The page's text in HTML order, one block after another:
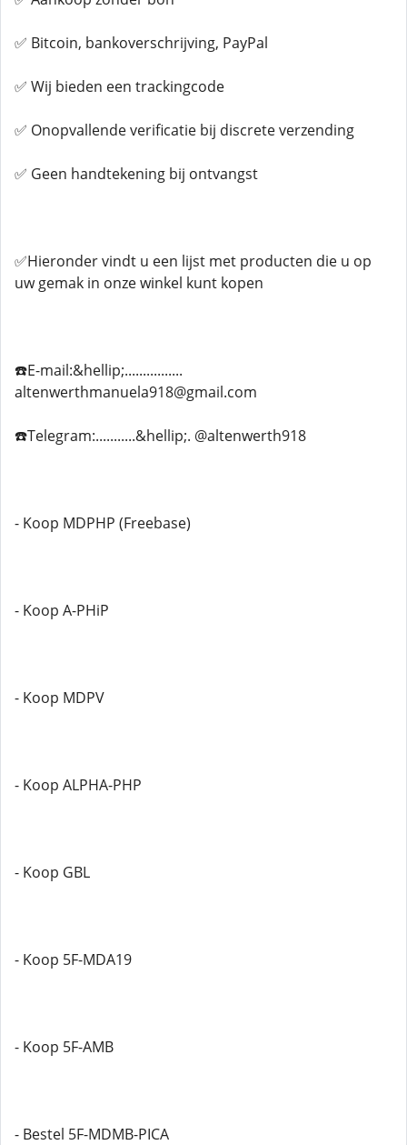
✅ Bitcoin, bankoverschrijving, PayPal
✅ Wij bieden een trackingcode
✅ Onopvallende verificatie bij discrete verzending
✅ Geen handtekening bij ontvangst
✅Hieronder vindt u een lijst met producten die u op
uw gemak in onze winkel kunt kopen
☎️E-mail:&hellip;................
altenwerthmanuela918@gmail.com
☎️Telegram:...........&hellip;. @altenwerth918
- Koop MDPHP (Freebase)
- Koop A-PHiP
- Koop MDPV
- Koop ALPHA-PHP
- Koop GBL
- Koop 5F-MDA19
- Koop 5F-AMB
- Bestel 5F-MDMB-PICA